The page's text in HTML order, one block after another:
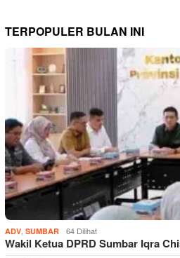
TERPOPULER BULAN INI
ADV, SUMBAR 64 Dilihat
Wakil Ketua DPRD Sumbar Iqra